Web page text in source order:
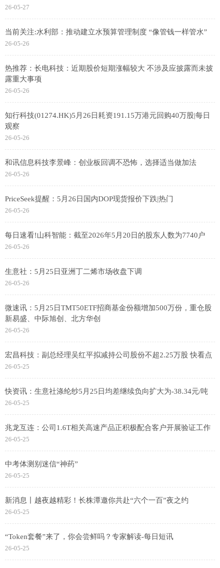
26-05-27
当前关注:水利部：推动建立水预算管理制度 “像管钱一样管水”
26-05-26
热推荐：长电科技：近期股价短期涨幅较大 不涉及应披露而未披
露重大事项
26-05-26
知行科技(01274.HK)5月26日耗资191.15万港元回购40万股|每日
观察
26-05-26
和讯信息科技李景峰：创业板回调不恐怖，选择适当做加法
26-05-26
PriceSeek提醒：5月26日国内DOP现货报价下跌|热门
26-05-26
每日速看!山科智能：截至2026年5月20日的股东人数为7740户
26-05-26
生意社：5月25日亚洲丁二烯市场收盘下调
26-05-26
微速讯：5月25日TMT50ETF招商基金份额增加500万份，重仓股
新易盛、中际旭创、北方华创
26-05-26
宏昌科技：副总经理吴红平拟减持公司股份不超2.25万股 快看点
26-05-25
快资讯：生意社涤纶纱5月25日均差继续负向扩大为-38.34元/吨
26-05-25
兆龙互连：公司1.6T相关高速产品正积极配合客户开展验证工作
26-05-25
中考体测别迷信“神药”
26-05-25
新消息丨越夜越精彩！长株潭邀你共赴“六个一百”夜之约
26-05-25
“Token套餐”来了，你会尝鲜吗？专家解读-每日短讯
26-05-25